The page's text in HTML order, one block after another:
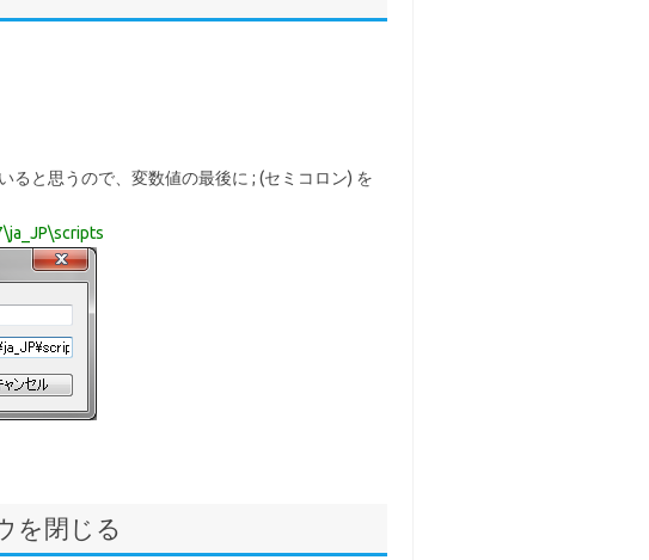
と思うので、変数値の最後に ; (セミコロン) を
を閉じる